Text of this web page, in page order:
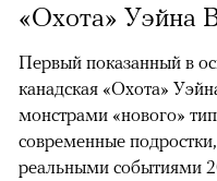
«Охота» Уэйна
Первый показанный в
канадская «Охота»
монстрами «нового»
современные
реальными событиями